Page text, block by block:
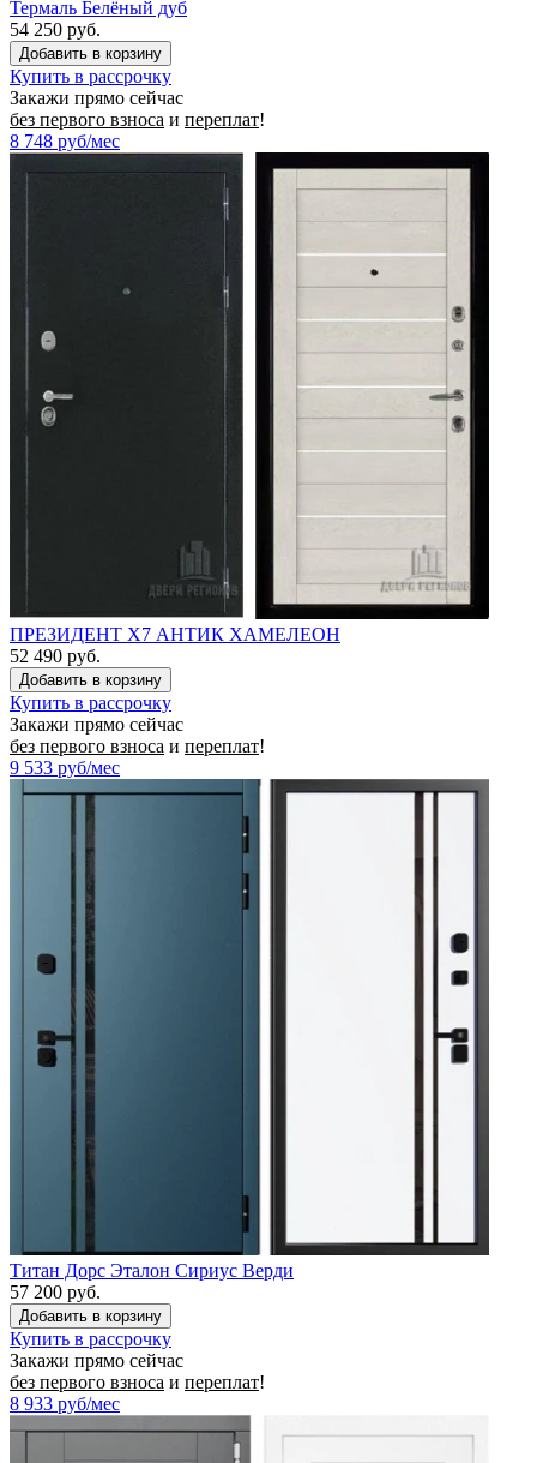
Термаль Белёный дуб
54 250 руб.
Купить в рассрочку
Закажи прямо сейчас
без первого взноса и переплат!
8 748 руб/мес
ПРЕЗИДЕНТ Х7 АНТИК ХАМЕЛЕОН
52 490 руб.
Купить в рассрочку
Закажи прямо сейчас
без первого взноса и переплат!
9 533 руб/мес
Титан Дорс Эталон Сириус Верди
57 200 руб.
Купить в рассрочку
Закажи прямо сейчас
без первого взноса и переплат!
8 933 руб/мес